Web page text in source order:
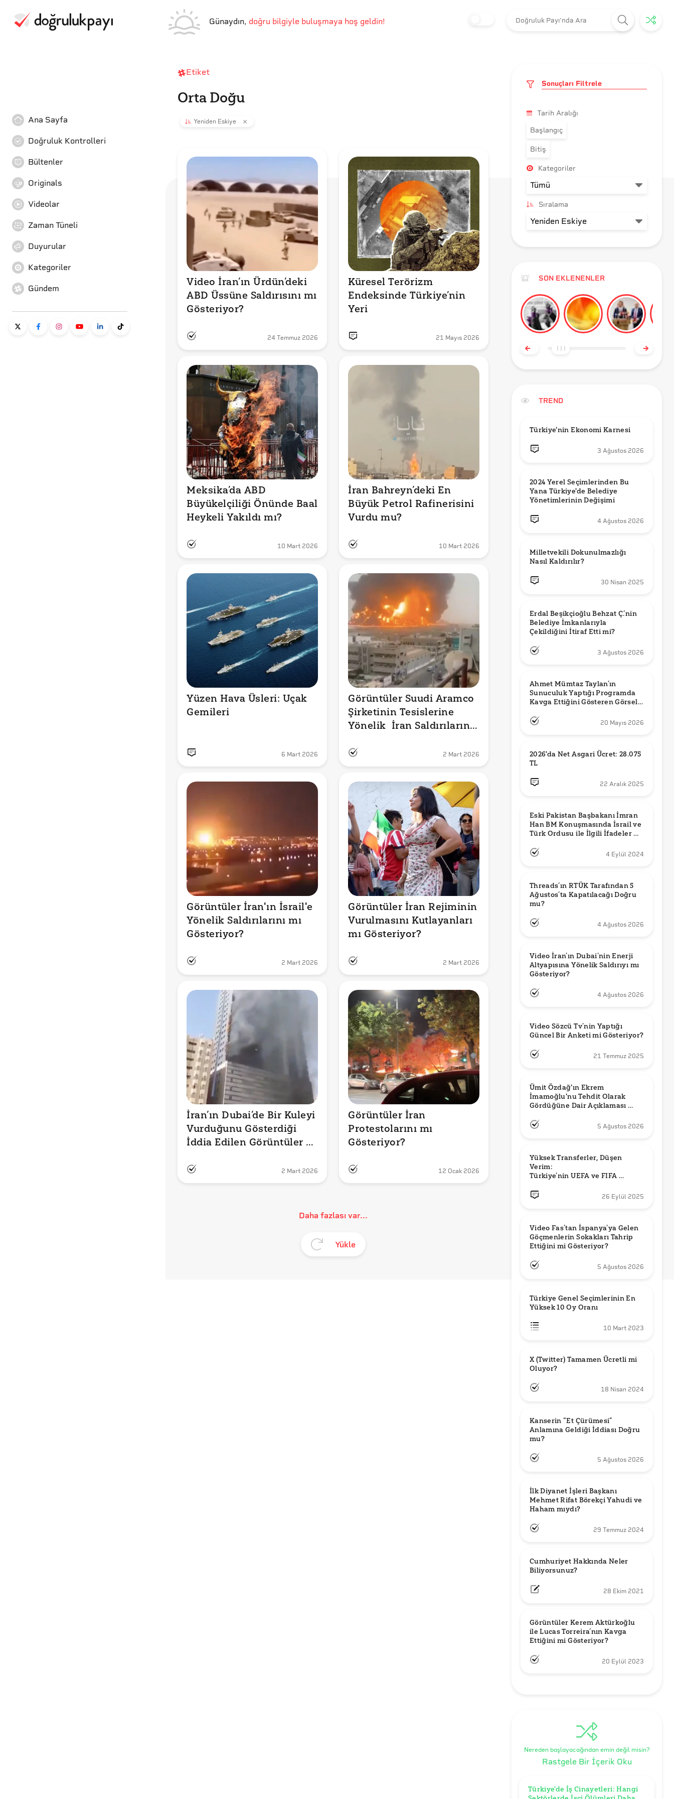
Günaydın, doğru bilgiyle buluşmaya hoş geldin!
Ana Sayfa
Doğruluk Kontrolleri
Bültenler
Originals
Videolar
Zaman Tüneli
Duyurular
Kategoriler
Gündem
Etiket
Orta Doğu
Yeniden Eskiye
Video İran’ın Ürdün’deki
ABD Üssüne Saldırısını mı
Gösteriyor?
24 Temmuz 2026
Küresel Terörizm
Endeksinde Türkiye’nin
Yeri
21 Mayıs 2026
Meksika’da ABD
Büyükelçiliği Önünde Baal
Heykeli Yakıldı mı?
10 Mart 2026
İran Bahreyn’deki En
Büyük Petrol Rafinerisini
Vurdu mu?
10 Mart 2026
Yüzen Hava Üsleri: Uçak
Gemileri
6 Mart 2026
Görüntüler Suudi Aramco
Şirketinin Tesislerine
Yönelik  İran Saldırılarını
2 Mart 2026
Görüntüler İran'ın İsrail'e
Yönelik Saldırılarını mı
Gösteriyor?
2 Mart 2026
Görüntüler İran Rejiminin
Vurulmasını Kutlayanları
2 Mart 2026
İran’ın Dubai’de Bir Kuleyi
Vurduğunu Gösterdiği
İddia Edilen Görüntüler
2 Mart 2026
Görüntüler İran
Protestolarını mı
Gösteriyor?
12 Ocak 2026
Daha fazlası var...
Yükle
Sonuçları Filtrele
Tarih Aralığı
Başlangıç
Bitiş
Kategoriler
Sıralama
SON EKLENENLER
TREND
Türkiye'nin Ekonomi Karnesi
3 Ağustos 2026
2024 Yerel Seçimlerinden Bu
Yana Türkiye'de Belediye
Yönetimlerinin Değişimi
4 Ağustos 2026
Milletvekili Dokunulmazlığı
Nasıl Kaldırılır?
30 Nisan 2025
Erdal Beşikçioğlu Behzat Ç.’nin
Belediye İmkanlarıyla
3 Ağustos 2026
Ahmet Mümtaz Taylan’ın
Sunuculuk Yaptığı Programda
Kavga Ettiğini Gösteren Görsel
20 Mayıs 2026
2026'da Net Asgari Ücret: 28.075
TL
22 Aralık 2025
Eski Pakistan Başbakanı İmran
Han BM Konuşmasında İsrail ve
Türk Ordusu ile İlgili İfadeler mi
4 Eylül 2024
Threads’ın RTÜK Tarafından 5
Ağustos’ta Kapatılacağı Doğru
mu?
4 Ağustos 2026
Video İran’ın Dubai’nin Enerji
Altyapısına Yönelik Saldırıyı mı
Gösteriyor?
4 Ağustos 2026
Video Sözcü Tv’nin Yaptığı
Güncel Bir Anketi mi Gösteriyor?
21 Temmuz 2025
Ümit Özdağ'ın Ekrem
İmamoğlu'nu Tehdit Olarak
Gördüğüne Dair Açıklaması
5 Ağustos 2026
Yüksek Transferler, Düşen
Verim:
Türkiye’nin UEFA ve FIFA
26 Eylül 2025
Video Fas’tan İspanya’ya Gelen
Göçmenlerin Sokakları Tahrip
Ettiğini mi Gösteriyor?
5 Ağustos 2026
Türkiye Genel Seçimlerinin En
Yüksek 10 Oy Oranı
10 Mart 2023
X (Twitter) Tamamen Ücretli mi
Oluyor?
18 Nisan 2024
Kanserin “Et Çürümesi”
Anlamına Geldiği İddiası Doğru
mu?
5 Ağustos 2026
İlk Diyanet İşleri Başkanı
Mehmet Rifat Börekçi Yahudi ve
Haham mıydı?
29 Temmuz 2024
Cumhuriyet Hakkında Neler
Biliyorsunuz?
28 Ekim 2021
Görüntüler Kerem Aktürkoğlu
ile Lucas Torreira’nın Kavga
Ettiğini mi Gösteriyor?
20 Eylül 2023
Nereden başlayacağından emin değil misin?
Rastgele Bir İçerik Oku
Türkiye'de İş Cinayetleri: Hangi